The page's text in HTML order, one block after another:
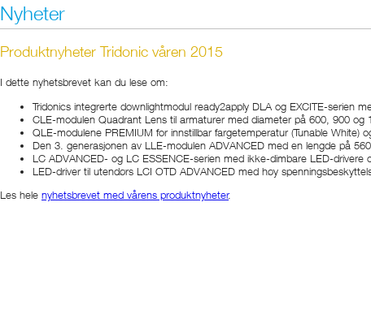
Nyheter
Produktnyheter Tridonic våren 2015
I dette nyhetsbrevet kan du lese om:
Tridonics integrerte downlightmodul ready2apply DLA og EXCITE-serien
CLE-modulen Quadrant Lens til armaturer med diameter på 600, 900 og
QLE-modulene PREMIUM for innstillbar fargetemperatur (Tunable White)
Den 3. generasjonen av LLE-modulen ADVANCED med en lengde på
LC ADVANCED- og LC ESSENCE-serien med ikke-dimbare LED-
LED-driver til utendørs LCI OTD ADVANCED med høy
Les hele nyhetsbrevet med vårens produktnyheter.